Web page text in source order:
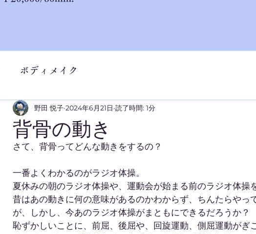
ボディメイク
背骨の動き
野田 悦子 2024年6月21日 読了時間: 1分
さて、背骨ってどんな動きをするの？
一番よくわかるのがラジオ体操。
夏休みの朝のラジオ体操や、運動会が始まる前のラジオ体操
昔はあの動きに何の意味があるのかわからず、ちんたらやっ
が、しかし、今あのラジオ体操がまともにできるだろうか？
恥ずかしいことに、前屈、後屈や、回旋運動、側屈運動がぎ